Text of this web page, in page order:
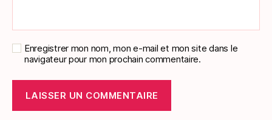
Enregistrer mon nom, mon e-mail et mon site dans le
navigateur pour mon prochain commentaire.